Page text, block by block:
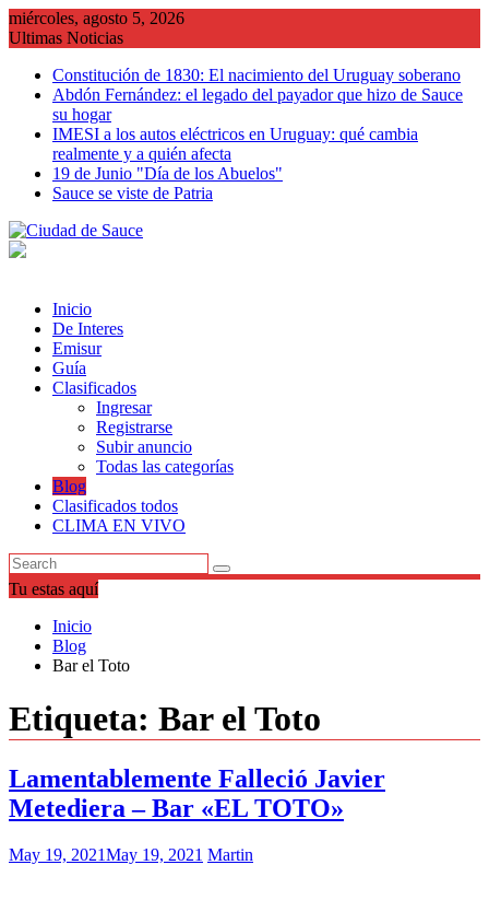
Saltar
al
miércoles, agosto 5, 2026
Ultimas Noticias
Constitución de 1830: El nacimiento del Uruguay soberano
Abdón Fernández: el legado del payador que hizo de Sauce
su hogar
IMESI a los autos eléctricos en Uruguay: qué cambia
realmente y a quién afecta
19 de Junio "Día de los Abuelos"
Sauce se viste de Patria
Inicio
De Interes
Emisur
Guía
Clasificados
Ingresar
Registrarse
Subir anuncio
Todas las categorías
Blog
Clasificados todos
CLIMA EN VIVO
Tu estas aquí
Inicio
Blog
Bar el Toto
Etiqueta: Bar el Toto
Lamentablemente Falleció Javier
Metediera – Bar «EL TOTO»
May 19, 2021May 19, 2021 Martin